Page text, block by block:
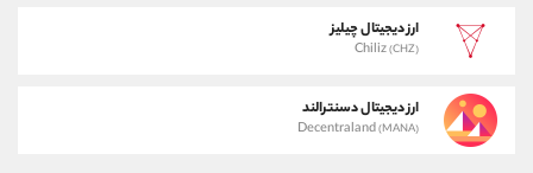
ارز دیجیتال چیلیز
Chiliz(CHZ)
ارز دیجیتال دسنترالند
Decentraland(MANA)